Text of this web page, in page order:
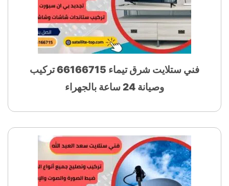
فني ستلايت شرق تيماء 66166715 تركيب
وصيانة 24 ساعة بالجهراء